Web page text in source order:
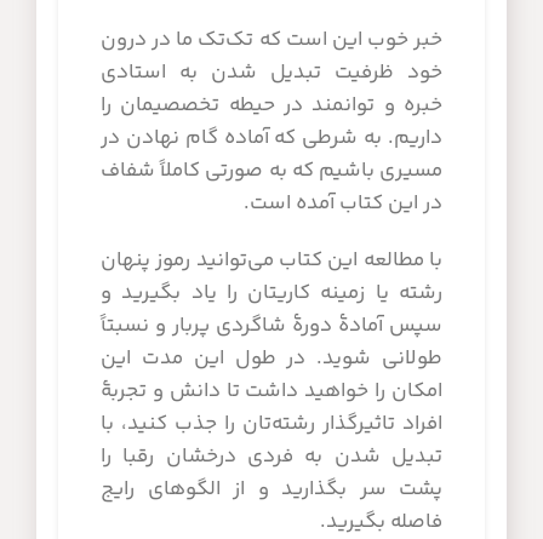
خبر خوب این است که تک‌تک ما در درون
خود ظرفیت تبدیل شدن به استادی
خبره و توانمند در حیطه تخصصیمان را
داریم. به شرطی که آماده گام نهادن در
مسیری باشیم که به صورتی کاملاً شفاف
در این کتاب آمده است.
با مطالعه این کتاب می‌توانید رموز پنهان
رشته یا زمینه کاریتان را یاد بگیرید و
سپس آمادۀ دورۀ شاگردی پربار و نسبتاً
طولانی شوید. در طول این مدت این
امکان را خواهید داشت تا دانش و تجربۀ
افراد تاثیرگذار رشته‌تان را جذب کنید، با
تبدیل شدن به فردی درخشان رقبا را
پشت سر بگذارید و از الگوهای رایج
فاصله بگیرید.